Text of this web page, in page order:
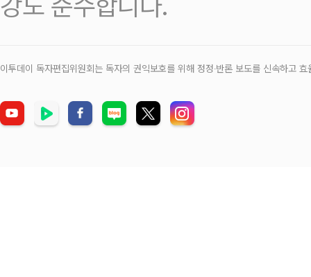
이투데이 독자편집위원회는 독자의 권익보호를 위해 정정‧반론 보도를 신속하고